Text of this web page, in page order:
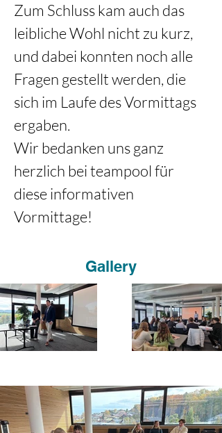
Zum Schluss kam auch das
leibliche Wohl nicht zu kurz,
und dabei konnten noch alle
Fragen gestellt werden, die
sich im Laufe des Vormittags
ergaben.
Wir bedanken uns ganz
herzlich bei teampool für
diese informativen
Vormittage!
Gallery